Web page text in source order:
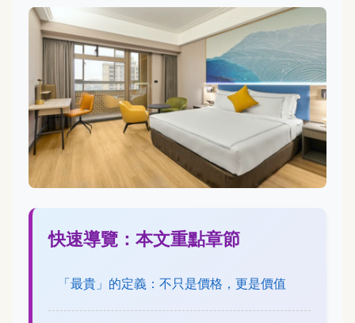
快速導覽：本文重點章節
「最貴」的定義：不只是價格，更是價值